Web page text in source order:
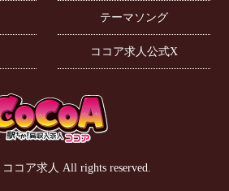
テーマソング
ココア求人公式X
ココア求人 All rights reserved.